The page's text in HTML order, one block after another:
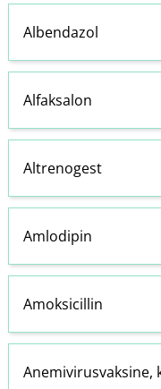
Albendazol
Alfaksalon
Altrenogest
Amlodipin
Amoksicillin
Anemivirusvaksine,